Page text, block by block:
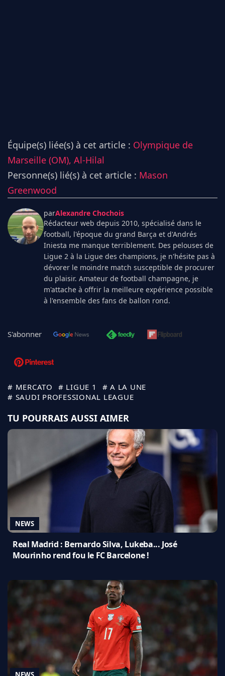
Équipe(s) liée(s) à cet article : Olympique de
Marseille (OM), Al-Hilal
Personne(s) lié(s) à cet article : Mason
Greenwood
parAlexandre Chochois
Rédacteur web depuis 2010, spécialisé dans le
football, l'époque du grand Barça et d'Andrés
Iniesta me manque terriblement. Des pelouses de
Ligue 2 à la Ligue des champions, je n'hésite pas à
dévorer le moindre match susceptible de procurer
du plaisir. Amateur de football champagne, je
m'attache à offrir la meilleure expérience possible
à l'ensemble des fans de ballon rond.
S'abonner
# MERCATO # LIGUE 1
# A LA UNE
# SAUDI PROFESSIONAL LEAGUE
TU POURRAIS AUSSI AIMER
NEWS
Real Madrid : Bernardo Silva, Lukeba... José
Mourinho rend fou le FC Barcelone !